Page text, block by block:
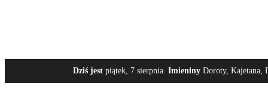
Dziś jest piątek, 7 sierpnia. Imieniny Doroty, Kajetana,